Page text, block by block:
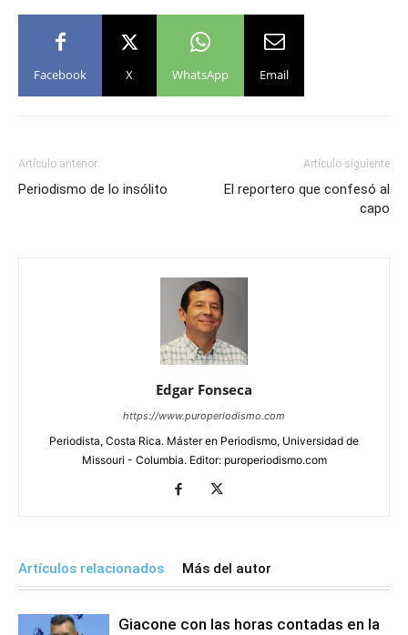
Facebook X WhatsApp Email
Artículo anterior
Periodismo de lo insólito
Artículo siguiente
El reportero que confesó al
capo
Edgar Fonseca
https://www.puroperiodismo.com
Periodista, Costa Rica. Máster en Periodismo, Universidad de
Missouri - Columbia. Editor: puroperiodismo.com
Artículos relacionados Más del autor
Giacone con las horas contadas en la